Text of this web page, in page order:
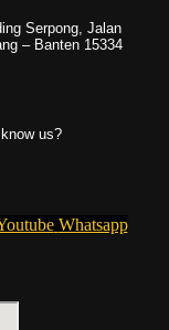
Serpong, Jalan
– Banten 15334
us?
Whatsapp